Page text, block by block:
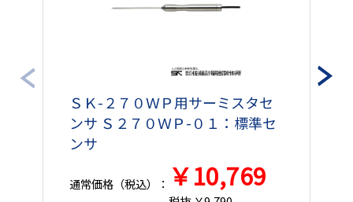
ＳＫ-２７０ＷＰ用サーミスタセ
ンサ Ｓ２７０ＷＰ-０１：標準セ
ンサ
通常価格（税込）： ￥10,769